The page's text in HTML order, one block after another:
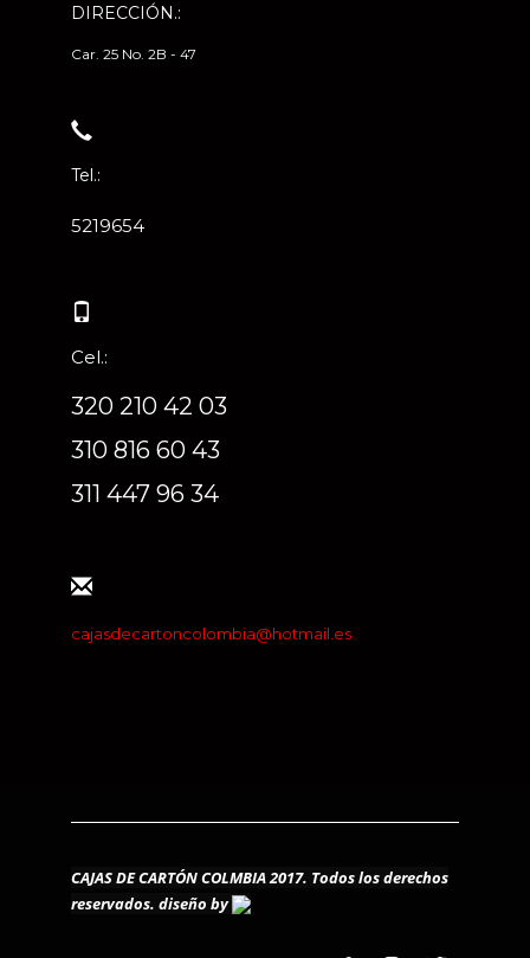
DIRECCIÓN.:
Car. 25 No. 2B - 47
Tel.:
5219654
Cel.:
320 210 42 03
310 816 60 43
311 447 96 34
cajasdecartoncolombia@hotmail.es
CAJAS DE CARTÓN COLMBIA 2017. Todos los derechos
reservados. diseño by